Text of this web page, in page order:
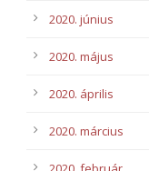
2020. június
2020. május
2020. április
2020. március